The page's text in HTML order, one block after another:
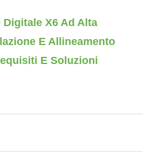
X6 Ad Alta
E Allineamento
E Soluzioni